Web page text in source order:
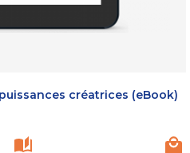
créatrices (eBook)